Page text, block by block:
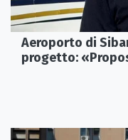
Aeroporto di
progetto: